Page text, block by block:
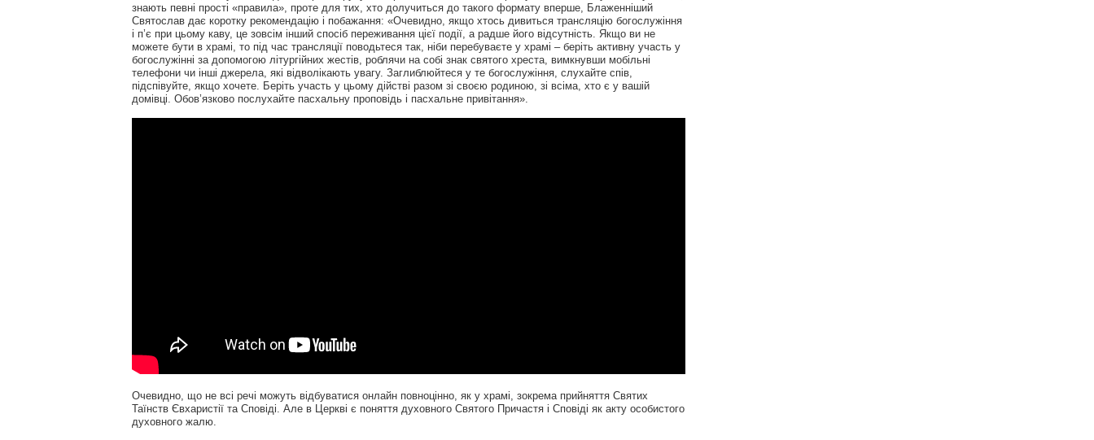
знають певні прості «правила», проте для тих, хто долучиться до такого формату вперше, Блаженніший
Святослав дає коротку рекомендацію і побажання: «Очевидно, якщо хтось дивиться трансляцію богослужіння
і п’є при цьому каву, це зовсім інший спосіб переживання цієї події, а радше його відсутність. Якщо ви не
можете бути в храмі, то під час трансляції поводьтеся так, ніби перебуваєте у храмі – беріть активну участь у
богослужінні за допомогою літургійних жестів, роблячи на собі знак святого хреста, вимкнувши мобільні
телефони чи інші джерела, які відволікають увагу. Заглиблюйтеся у те богослужіння, слухайте спів,
підспівуйте, якщо хочете. Беріть участь у цьому дійстві разом зі своєю родиною, зі всіма, хто є у вашій
домівці. Обов’язково послухайте пасхальну проповідь і пасхальне привітання».
Очевидно, що не всі речі можуть відбуватися онлайн повноцінно, як у храмі, зокрема прийняття Святих
Таїнств Євхаристії та Сповіді. Але в Церкві є поняття духовного Святого Причастя і Сповіді як акту особистого
духовного жалю.